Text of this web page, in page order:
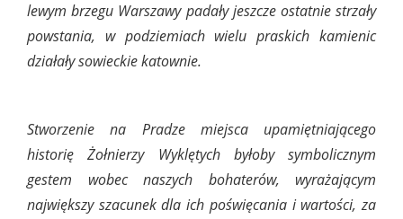
lewym brzegu Warszawy padały jeszcze ostatnie strzały
powstania, w podziemiach wielu praskich kamienic
działały sowieckie katownie.
Stworzenie na Pradze miejsca upamiętniającego
historię Żołnierzy Wyklętych byłoby symbolicznym
gestem wobec naszych bohaterów, wyrażającym
największy szacunek dla ich poświęcania i wartości, za